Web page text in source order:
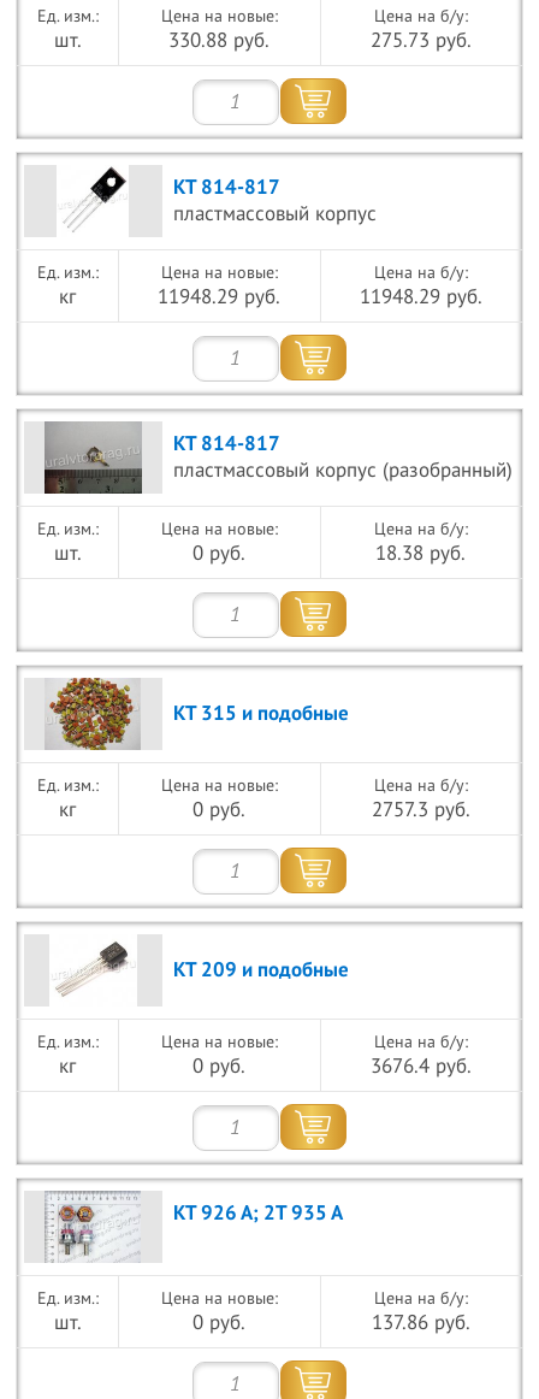
шт.
Цена на новые:
330.88 руб.
Цена на б/у:
275.73 руб.
КТ 814-817
пластмассовый корпус
кг
Цена на новые:
11948.29 руб.
Цена на б/у:
11948.29 руб.
КТ 814-817
пластмассовый корпус (разобранный)
шт.
Цена на новые:
0 руб.
Цена на б/у:
18.38 руб.
КТ 315 и подобные
кг
Цена на новые:
0 руб.
Цена на б/у:
2757.3 руб.
КТ 209 и подобные
кг
Цена на новые:
0 руб.
Цена на б/у:
3676.4 руб.
КТ 926 А; 2Т 935 А
шт.
Цена на новые:
0 руб.
Цена на б/у:
137.86 руб.